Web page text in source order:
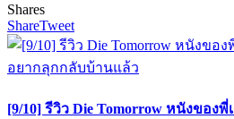
Shares
ShareTweet
[9/10] รีวิว Die Tomorrow หนังของ